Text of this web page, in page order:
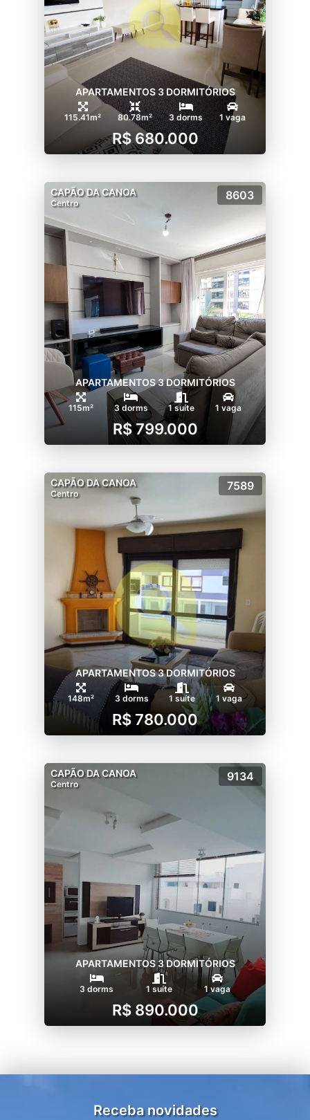
APARTAMENTOS 3 DORMITÓRIOS
115.41m² 80.78m² 3 dorms 1 vaga
R$ 680.000
CAPÃO DA CANOA
Centro
8603
APARTAMENTOS 3 DORMITÓRIOS
115m² 3 dorms 1 suíte 1 vaga
R$ 799.000
CAPÃO DA CANOA
Centro
7589
APARTAMENTOS 3 DORMITÓRIOS
148m² 3 dorms 1 suíte 1 vaga
R$ 780.000
CAPÃO DA CANOA
Centro
9134
APARTAMENTOS 3 DORMITÓRIOS
3 dorms 1 suíte 1 vaga
R$ 890.000
Receba novidades